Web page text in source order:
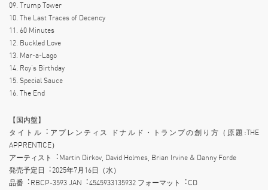
09. Trump Tower
10. The Last Traces of Decency
11. 60 Minutes
12. Buckled Love
13. Mar-a-Lago
14. Roy’s Birthday
15. Special Sauce
16. The End
【国内盤】
タイトル︓アプレンティス ドナルド・トランプの創り⽅（原題:THE
APPRENTICE）
アーティスト︓Martin Dirkov, David Holmes, Brian Irvine & Danny Forde
発売予定⽇︓2025年7⽉16⽇（⽔）
品番︓RBCP-3593 JAN︓4545933135932 フォーマット︓CD